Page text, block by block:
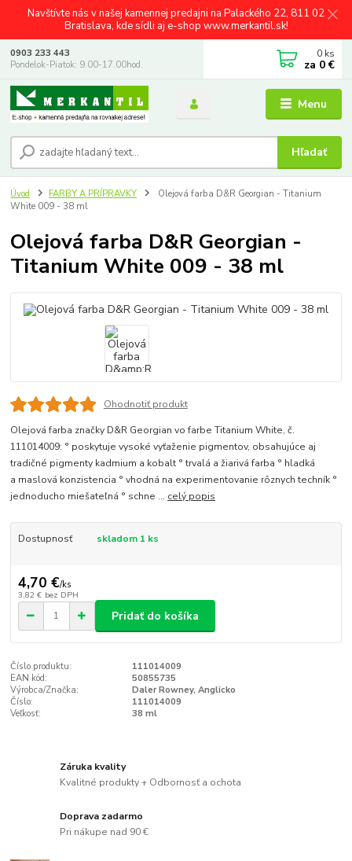
Navštívte nás v našej kamennej predajni na Palackého 22, 811 02
Bratislava, kde sídli aj e-shop www.merkantil.sk!
Menu
Hľadať
0903 233 443
Pondelok-Piatok: 9.00-17.00hod.
0 ks
za 0 €
Úvod FARBY A PRÍPRAVKY
Olejová farba D&R Georgian - Titanium
White 009 - 38 ml
Olejová farba D&R Georgian -
Titanium White 009 - 38 ml
Ohodnotiť produkt
Olejová farba značky D&R Georgian vo farbe Titanium White, č.
111014009: ° poskytuje vysoké vyťaženie pigmentov, obsahujúce aj
tradičné pigmenty kadmium a kobalt ° trvalá a žiarivá farba ° hladká
a maslová konzistencia ° vhodná na experimentovanie rôznych techník °
jednoducho miešateľná ° schne ... celý popis
Dostupnosť skladom 1 ks
4,70 €/ks
3,82 € bez DPH
Pridať do košíka
Číslo produktu:
111014009
EAN kód:
50855735
Výrobca/Značka:
Daler Rowney, Anglicko
Číslo:
111014009
Veľkosť:
38 ml
Záruka kvality
Kvalitné produkty + Odbornosť a ochota
Doprava zadarmo
Pri nákupe nad 90 €